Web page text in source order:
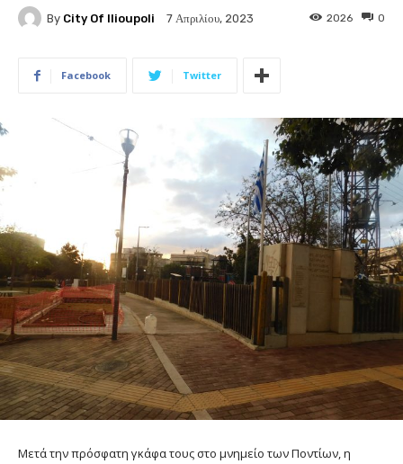
By City Of Ilioupoli 7 Απριλίου, 2023 0
2026
Facebook Twitter
Μετά την πρόσφατη γκάφα τους στο μνημείο των Ποντίων, η